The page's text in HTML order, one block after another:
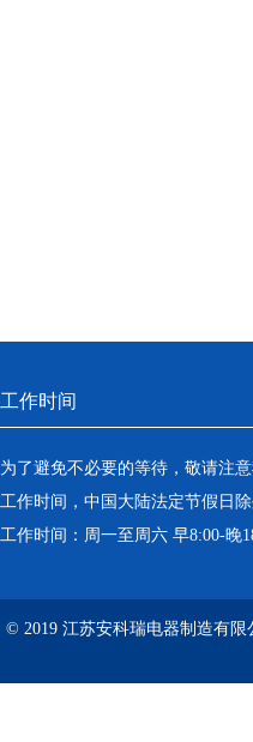
工作时间
为了避免不必要的等待，敬请注
工作时间，中国大陆法定节假日除
工作时间：周一至周六 早8:00-晚
© 2019 江苏安科瑞电器制造有限